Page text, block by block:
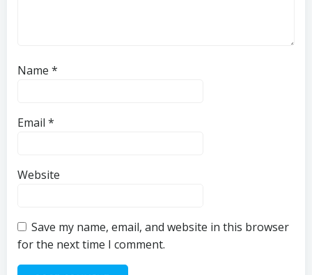
Name *
Email *
Website
Save my name, email, and website in this browser
for the next time I comment.